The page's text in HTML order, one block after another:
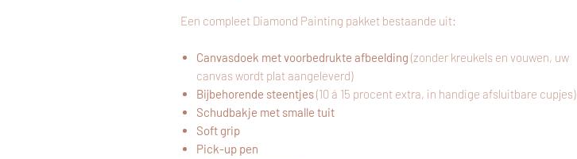
Een compleet Diamond Painting pakket bestaande uit:
Canvasdoek met voorbedrukte afbeelding (zonder kreukels en vouwen, uw
canvas wordt plat aangeleverd)
Bijbehorende steentjes(10 á 15 procent extra, in handige afsluitbare cupjes)
Schudbakje met smalle tuit
Soft grip
Pick-up pen